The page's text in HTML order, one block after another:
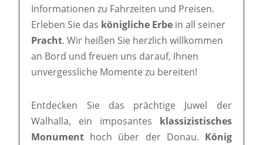
Informationen zu Fahrzeiten und Preisen.
Erleben Sie das königliche Erbe in all seiner
Pracht. Wir heißen Sie herzlich willkommen
an Bord und freuen uns darauf, Ihnen
unvergessliche Momente zu bereiten!
Entdecken Sie das prächtige Juwel der
Walhalla, ein imposantes klassizistisches
Monument hoch über der Donau. König